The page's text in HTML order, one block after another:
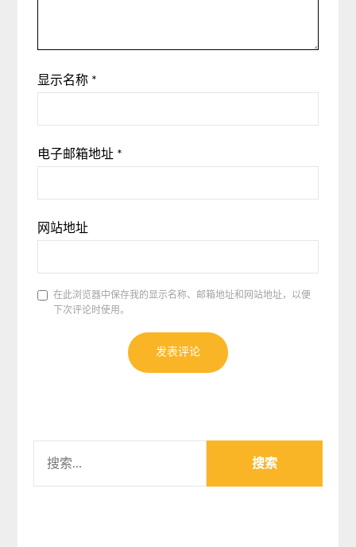
显示名称 *
电子邮箱地址 *
网站地址
在此浏览器中保存我的显示名称、邮箱地址和网站地址，以便
下次评论时使用。
索：